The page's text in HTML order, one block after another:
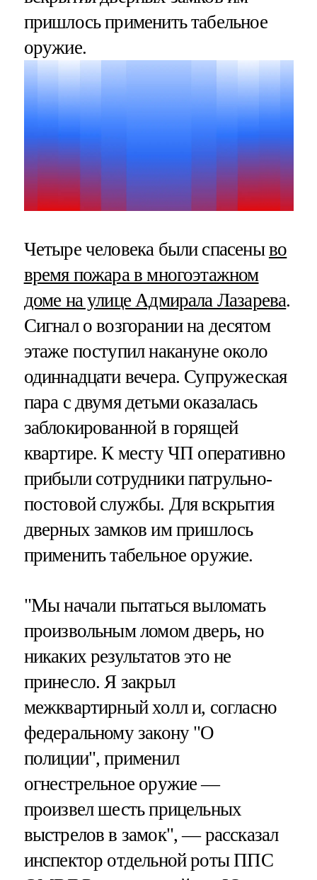
пришлось применить табельное
оружие.
Четыре человека были спасеныво
время пожара в многоэтажном
доме на улице Адмирала Лазарева.
Сигнал о возгорании на десятом
этаже поступил накануне около
одиннадцати вечера. Супружеская
пара с двумя детьми оказалась
заблокированной в горящей
квартире. К месту ЧП оперативно
прибыли сотрудники патрульно-
постовой службы. Для вскрытия
дверных замков им пришлось
применить табельное оружие.
"Мы начали пытаться выломать
произвольным ломом дверь, но
никаких результатов это не
принесло. Я закрыл
межквартирный холл и, согласно
федеральному закону "О
полиции", применил
огнестрельное оружие —
произвел шесть прицельных
выстрелов в замок", — рассказал
инспектор отдельной роты ППС